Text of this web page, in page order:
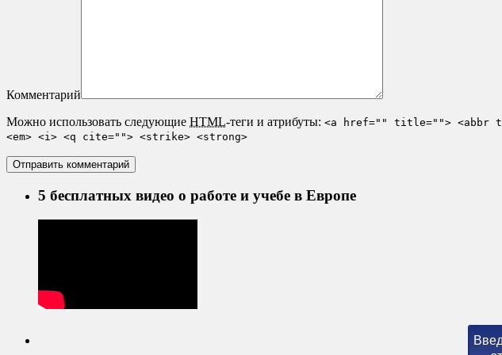
Комментарий
Можно использовать следующие HTML-теги и атрибуты: <a href="" title=""> <abbr
<em> <i> <q cite=""> <strike> <strong>
5 бесплатных видео о работе и учебе в Европе